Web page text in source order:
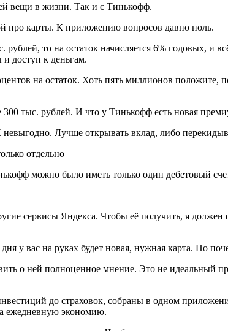
вещи в жизни. Так и с Тинькофф.
про карты. К приложению вопросов давно ноль.
то на остаток начисляется 6% годовых, и
доступ к деньгам.
на остаток. Хоть пять миллионов положите,
тыс. рублей. И что у Тинькофф есть новая
Лучше открывать вклад, либо
отдельно
можно было иметь только один дебетовый
сервисы Яндекса. Чтобы её получить, я должен
у вас на руках будет новая, нужная карта. Но
о ней полноценное мнение. Это не идеальный
до страховок, собраны в одном
ежедневную экономию.